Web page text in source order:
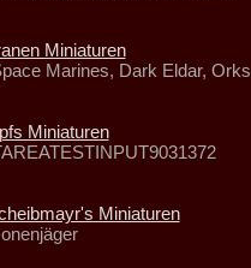
Miniaturen
Marines, Dark Eldar, Orks
Miniaturen
Miniaturen